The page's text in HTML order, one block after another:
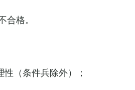
格。
（条件兵除外）；